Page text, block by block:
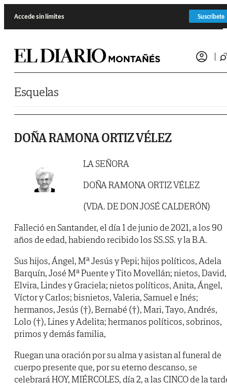
Accede sin límites Suscríbete
Esquelas
DOÑA RAMONA ORTIZ VÉLEZ
LA SEÑORA
DOÑA RAMONA ORTIZ VÉLEZ
(VDA. DE DON JOSÉ CALDERÓN)
Falleció en Santander, el día 1 de junio de 2021, a los 90
años de edad, habiendo recibido los SS.SS. y la B.A.
Sus hijos, Ángel, Mª Jesús y Pepi; hijos políticos, Adela
Barquín, José Mª Puente y Tito Movellán; nietos, David,
Elvira, Lindes y Graciela; nietos políticos, Anita, Ángel,
Víctor y Carlos; bisnietos, Valeria, Samuel e Inés;
hermanos, Jesús (†), Bernabé (†), Mari, Tayo, Andrés,
Lolo (†), Lines y Adelita; hermanos políticos, sobrinos,
primos y demás familia,
Ruegan una oración por su alma y asistan al funeral de
cuerpo presente que, por su eterno descanso, se
celebrará HOY, MIÉRCOLES, día 2, a las CINCO de la